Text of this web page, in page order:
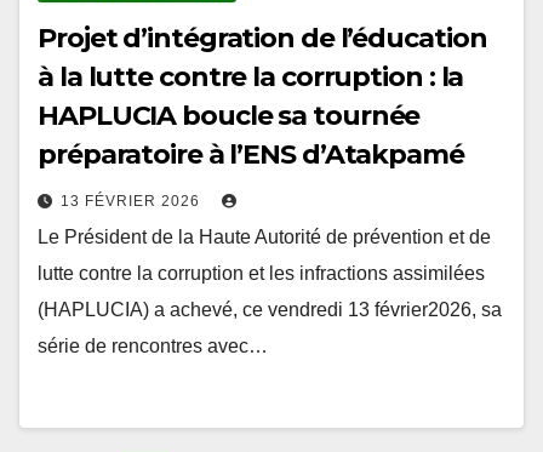
Projet d’intégration de l’éducation
à la lutte contre la corruption : la
HAPLUCIA boucle sa tournée
préparatoire à l’ENS d’Atakpamé
13 FÉVRIER 2026
Le Président de la Haute Autorité de prévention et de
lutte contre la corruption et les infractions assimilées
(HAPLUCIA) a achevé, ce vendredi 13 février2026, sa
série de rencontres avec…